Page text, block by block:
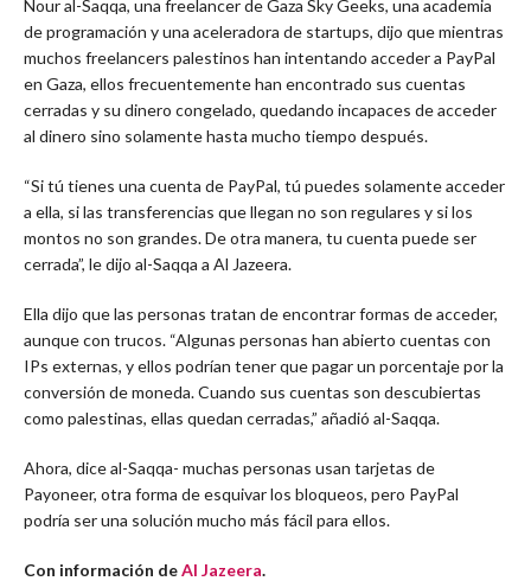
Nour al-Saqqa, una freelancer de Gaza Sky Geeks, una academia
de programación y una aceleradora de startups, dijo que mientras
muchos freelancers palestinos han intentando acceder a PayPal
en Gaza, ellos frecuentemente han encontrado sus cuentas
cerradas y su dinero congelado, quedando incapaces de acceder
al dinero sino solamente hasta mucho tiempo después.
“Si tú tienes una cuenta de PayPal, tú puedes solamente acceder
a ella, si las transferencias que llegan no son regulares y si los
montos no son grandes. De otra manera, tu cuenta puede ser
cerrada”, le dijo al-Saqqa a Al Jazeera.
Ella dijo que las personas tratan de encontrar formas de acceder,
aunque con trucos. “Algunas personas han abierto cuentas con
IPs externas, y ellos podrían tener que pagar un porcentaje por la
conversión de moneda. Cuando sus cuentas son descubiertas
como palestinas, ellas quedan cerradas,” añadió al-Saqqa.
Ahora, dice al-Saqqa- muchas personas usan tarjetas de
Payoneer, otra forma de esquivar los bloqueos, pero PayPal
podría ser una solución mucho más fácil para ellos.
Con información deAl Jazeera.